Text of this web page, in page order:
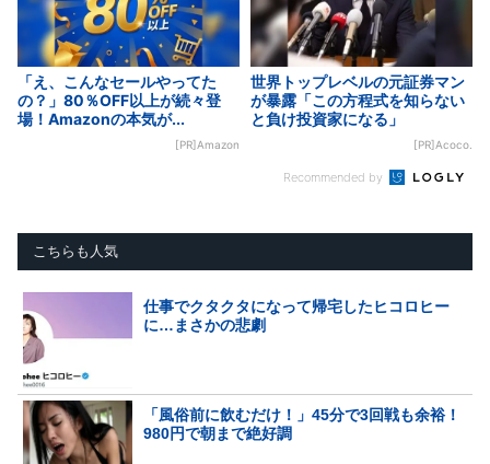
「え、こんなセールやってた
の？」80％OFF以上が続々登
場！Amazonの本気が...
[PR]Amazon
世界トップレベルの元証券マン
が暴露「この方程式を知らない
と負け投資家になる」
[PR]Acoco.
Recommended by
こちらも人気
仕事でクタクタになって帰宅したヒコロヒー
に…まさかの悲劇
「風俗前に飲むだけ！」45分で3回戦も余裕！
980円で朝まで絶好調